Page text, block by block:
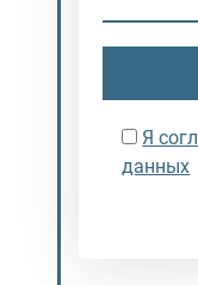
Я
данных